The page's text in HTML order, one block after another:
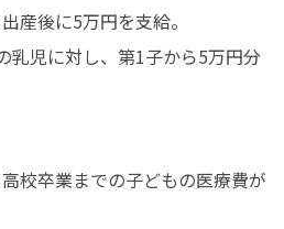
産後に5万円を支給。
児に対し、第1子から5万円分
校卒業までの子どもの医療費が